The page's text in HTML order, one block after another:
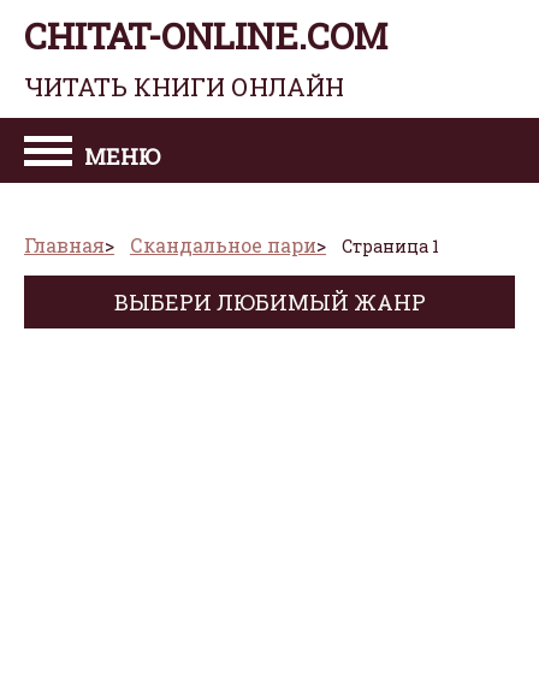
CHITAT-ONLINE.COM
ЧИТАТЬ КНИГИ ОНЛАЙН
МЕНЮ
Главная Скандальное пари Страница 1
ВЫБЕРИ ЛЮБИМЫЙ ЖАНР